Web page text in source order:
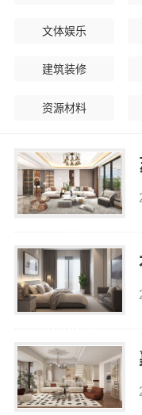
文体娱乐
建筑装修
资源材料